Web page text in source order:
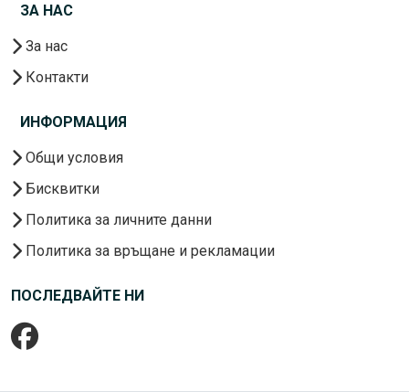
ЗА НАС
За нас
Контакти
ИНФОРМАЦИЯ
Общи условия
Бисквитки
Политика за личните данни
Политика за връщане и рекламации
ПОСЛЕДВАЙТЕ НИ